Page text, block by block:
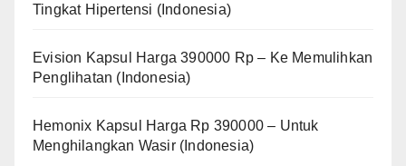
Tingkat Hipertensi (Indonesia)
Evision Kapsul Harga 390000 Rp – Ke Memulihkan
Penglihatan (Indonesia)
Hemonix Kapsul Harga Rp 390000 – Untuk
Menghilangkan Wasir (Indonesia)